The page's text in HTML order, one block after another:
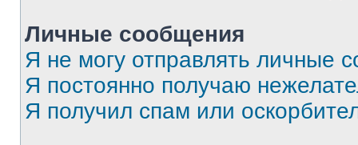
Личные сообщения
Я не могу отправлять личные
Я постоянно получаю
Я получил спам или